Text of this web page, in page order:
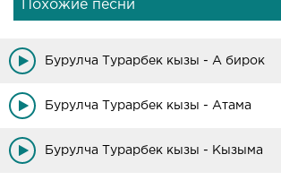
Похожие песни
Бурулча Турарбек кызы - А бирок
Бурулча Турарбек кызы - Атама
Бурулча Турарбек кызы - Кызыма